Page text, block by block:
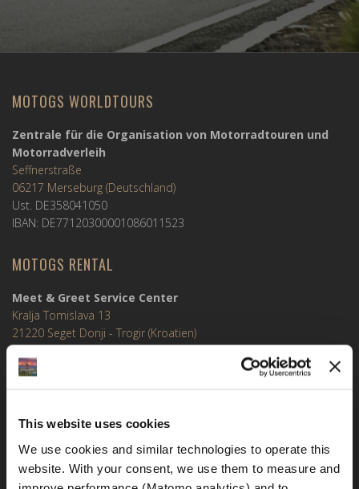
This website uses cookies
We use cookies and similar technologies to operate this
website. With your consent, we use them to measure and
MOTOGS WORLDTOURS
Zentrale für die Organisation von Motorradtouren und
Motorradverleih
Seffnerstraße
06217 Merseburg (Deutschland)
Ust. DE358041050
IBAN: DE77120300001086011523
MOTOGS RENTAL
Meet & Greet Service Center
Kralja Tomislava 13
21220 Seget Donji - Trogir (Kroatien)
+385 99 6750140
Info (ät) MotoGSWorldTours . com